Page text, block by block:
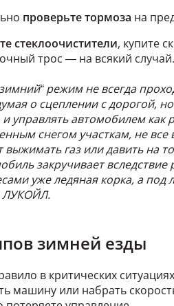
проверьте тормоза на
стеклоочистители, купите
трос — на всякий случай.
режим не всегда
о сцеплении с дорогой,
и управлять автомобилем
снегом участкам, не все
газ или давить на
закручивает
уже ледяная корка, а
ЛУКОЙЛ.
зимней езды
в критических
машину или набрать